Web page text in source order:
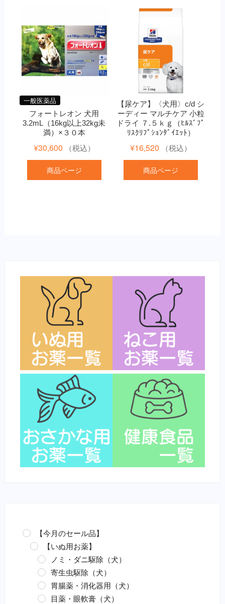
一般医薬品
フォートレオン 犬用
3.2mL（16kg以上32kg未
満）×３０本
¥30,600 （税込）
商品ページ
【尿ケア】〈犬用〉c/d シ
ーディー マルチケア 小粒
ドライ ７.５ｋｇ（ﾋﾙｽﾞﾌﾟ
ﾘｽｸﾘﾌﾟｼｮﾝﾀﾞｲｴｯﾄ）
¥16,520 （税込）
商品ページ
【今月のセール品】
【いぬ用お薬】
ノミ・ダニ駆除（犬）
寄生虫駆除（犬）
胃腸薬・消化器用（犬）
目薬・眼軟膏（犬）